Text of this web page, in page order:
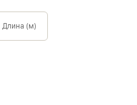
Длина (м)